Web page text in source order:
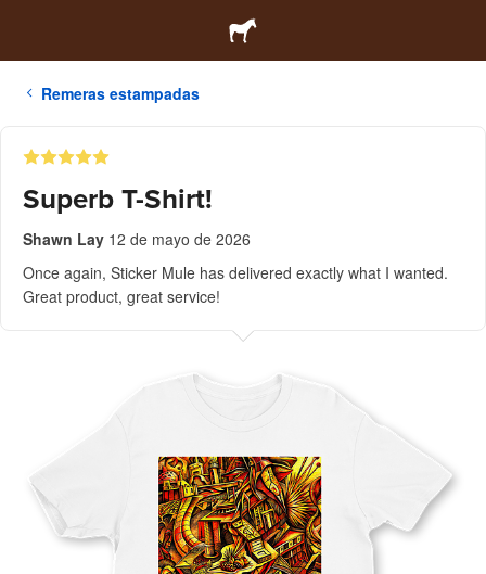
Remeras estampadas
Superb T-Shirt!
Shawn Lay 12 de mayo de 2026
Once again, Sticker Mule has delivered exactly what I wanted.
Great product, great service!